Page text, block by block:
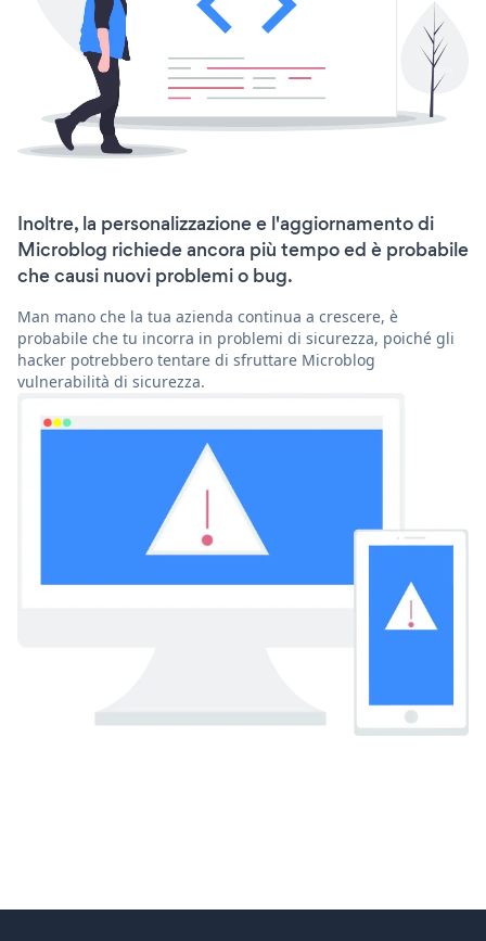
Inoltre, la personalizzazione e l'aggiornamento di
Microblog richiede ancora più tempo ed è probabile
che causi nuovi problemi o bug.
Man mano che la tua azienda continua a crescere, è
probabile che tu incorra in problemi di sicurezza, poiché gli
hacker potrebbero tentare di sfruttare Microblog
vulnerabilità di sicurezza.